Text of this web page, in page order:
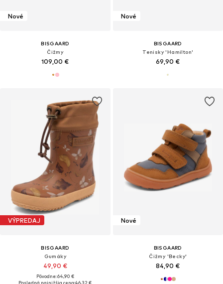
Nové
BISGAARD
Čižmy
109,00 €
Nové
BISGAARD
Tenisky 'Hamilton'
69,90 €
VÝPREDAJ
BISGAARD
Gumáky
49,90 €
Pôvodne: 64,90 €
Nové
BISGAARD
Čižmy 'Becky'
84,90 €